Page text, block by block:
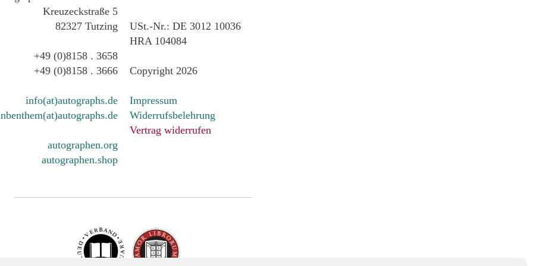
Kreuzeckstraße 5
82327 Tutzing
+49 (0)8158 . 3658
+49 (0)8158 . 3666
info(at)autographs.de
autographen.org
autographen.shop
USt.-Nr.: DE 3012 10036
HRA 104084
Copyright 2026
Impressum
Widerrufsbelehrung
Vertrag widerrufen